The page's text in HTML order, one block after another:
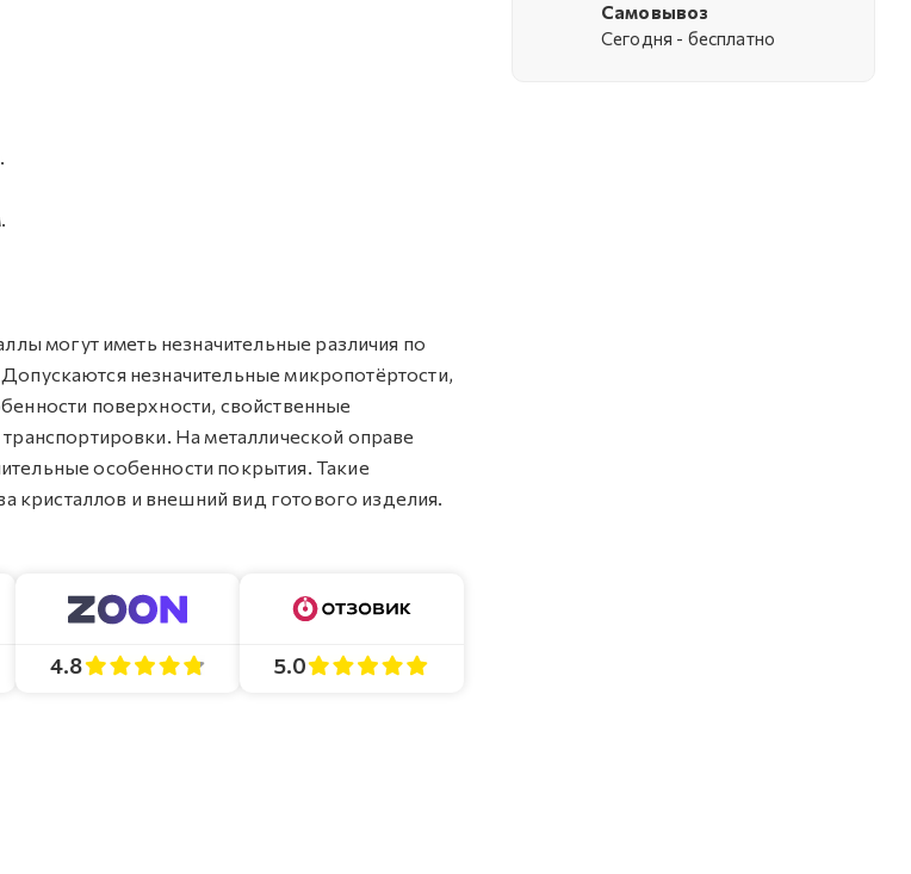
могут иметь незначительные различия по
незначительные микропотёртости,
поверхности, свойственные
На металлической оправе
особенности покрытия. Такие
кристаллов и внешний вид готового изделия.
4.8 5.0
Самовывоз
Cегодня - бесплатно